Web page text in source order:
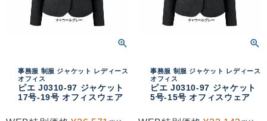
事務服 制服 ジャケット レディース
オフィス
ピエ J0310-97 ジャケット
17号-19号 オフィスウェア
事務服 制服 ジャケット レディース
オフィス
ピエ J0310-97 ジャケット
5号-15号 オフィスウェア